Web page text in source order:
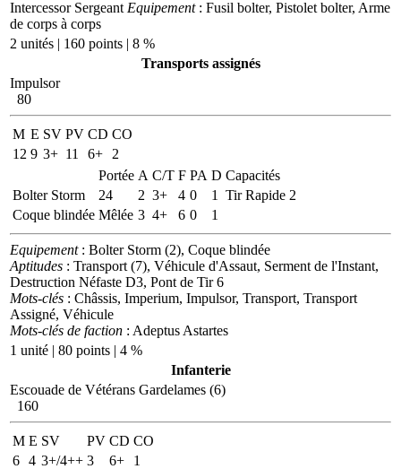
Intercessor Sergeant Equipement: Fusil bolter, Pistolet bolter, Arme
de corps à corps
2 unités | 160 points | 8 %
Transports assignés
Impulsor
80
M E SV PV CD CO
12 9 3+ 11 6+
2
Portée A C/T F PA D Capacités
Bolter Storm
24 2 3+ 4 0 1
Tir Rapide 2
Coque blindée Mêlée 3 4+ 6 0 1
Equipement: Bolter Storm (2), Coque blindée
Aptitudes : Transport (7), Véhicule d'Assaut, Serment de l'Instant,
Destruction Néfaste D3, Pont de Tir 6
Mots-clés : Châssis, Imperium, Impulsor, Transport, Transport
Assigné, Véhicule
Mots-clés de faction : Adeptus Astartes
1 unité | 80 points | 4 %
Infanterie
Escouade de Vétérans Gardelames (6)
160
M E SV PV CD CO
6 4 3+/4++ 3 6+
1